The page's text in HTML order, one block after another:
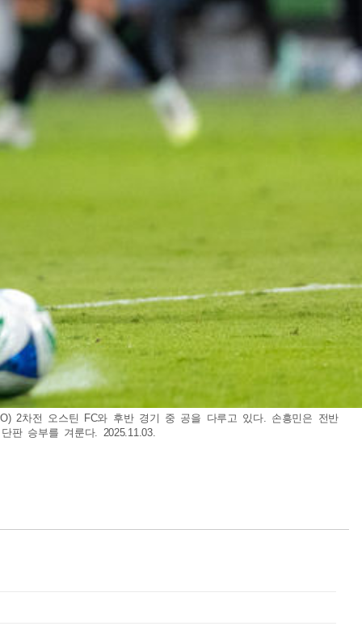
2차전 오스틴 FC와 후반 경기 중 공을 다루고 있다. 손흥민은 전반
판 승부를 겨룬다. 2025.11.03.